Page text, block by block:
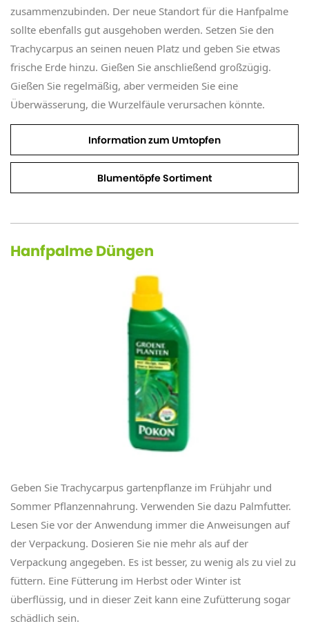
zusammenzubinden. Der neue Standort für die Hanfpalme
sollte ebenfalls gut ausgehoben werden. Setzen Sie den
Trachycarpus an seinen neuen Platz und geben Sie etwas
frische Erde hinzu. Gießen Sie anschließend großzügig.
Gießen Sie regelmäßig, aber vermeiden Sie eine
Überwässerung, die Wurzelfäule verursachen könnte.
Information zum Umtopfen
Blumentöpfe Sortiment
Hanfpalme Düngen
Geben Sie Trachycarpus gartenpflanze im Frühjahr und
Sommer Pflanzennahrung. Verwenden Sie dazu Palmfutter.
Lesen Sie vor der Anwendung immer die Anweisungen auf
der Verpackung. Dosieren Sie nie mehr als auf der
Verpackung angegeben. Es ist besser, zu wenig als zu viel zu
füttern. Eine Fütterung im Herbst oder Winter ist
überflüssig, und in dieser Zeit kann eine Zufütterung sogar
schädlich sein.